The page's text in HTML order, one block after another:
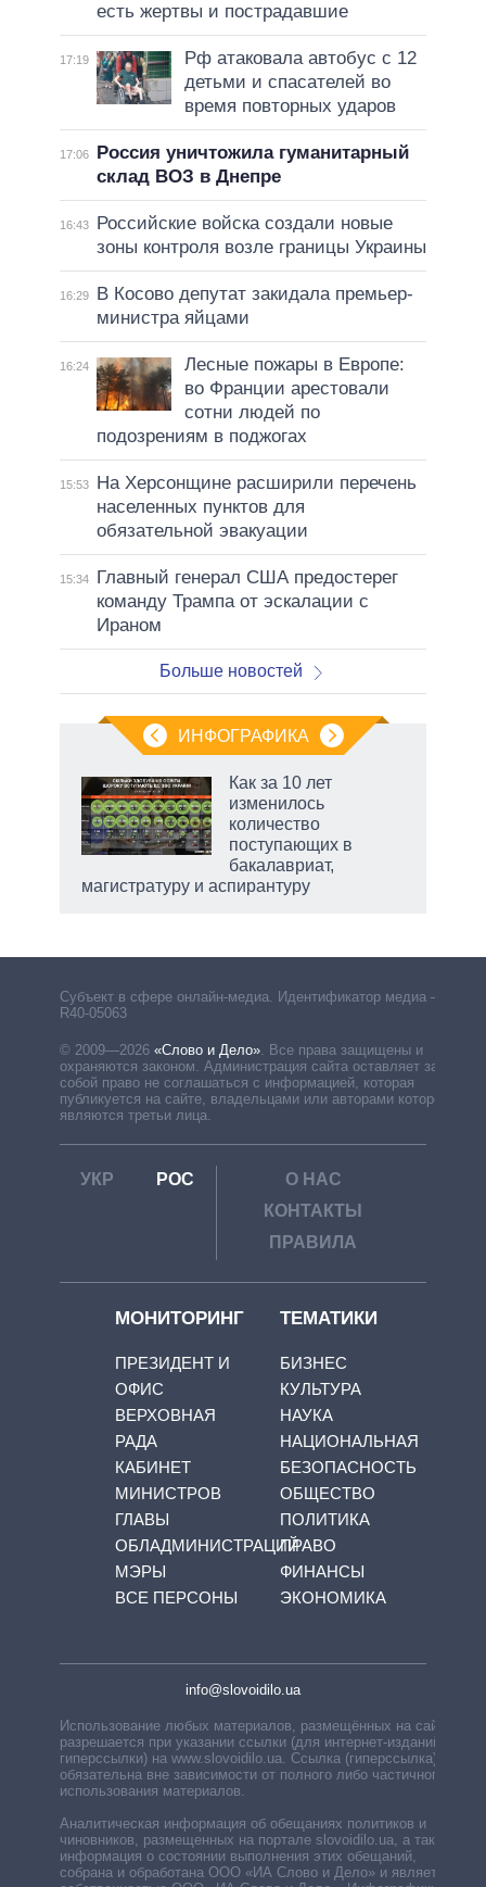
есть жертвы и пострадавшие
17:19
Рф атаковала автобус с 12
детьми и спасателей во
время повторных ударов
17:06
Россия уничтожила гуманитарный
склад ВОЗ в Днепре
16:43
Российские войска создали новые
зоны контроля возле границы Украины
16:29
В Косово депутат закидала премьер-
министра яйцами
16:24
Лесные пожары в Европе:
во Франции арестовали
сотни людей по
подозрениям в поджогах
15:53
На Херсонщине расширили перечень
населенных пунктов для
обязательной эвакуации
15:34
Главный генерал США предостерег
команду Трампа от эскалации с
Ираном
Больше новостей
ИНФОГРАФИКА
Как за 10 лет
изменилось
количество
поступающих в
бакалавриат,
магистратуру и аспирантуру
Субъект в сфере онлайн-медиа. Идентификатор медиа –
R40-05063
© 2009—2026 «Слово и Дело». Все права защищены и
охраняются законом. Администрация сайта оставляет за
собой право не соглашаться с информацией, которая
публикуется на сайте, владельцами или авторами которой
являются третьи лица.
УКР РОС
О НАС
КОНТАКТЫ
ПРАВИЛА
МОНИТОРИНГ
ПРЕЗИДЕНТ И
ОФИС
ВЕРХОВНАЯ
РАДА
КАБИНЕТ
МИНИСТРОВ
ГЛАВЫ
ОБЛАДМИНИСТРАЦИЙ
МЭРЫ
ВСЕ ПЕРСОНЫ
ТЕМАТИКИ
БИЗНЕС
КУЛЬТУРА
НАУКА
НАЦИОНАЛЬНАЯ
БЕЗОПАСНОСТЬ
ОБЩЕСТВО
ПОЛИТИКА
ПРАВО
ФИНАНСЫ
ЭКОНОМИКА
info@slovoidilo.ua
Использование любых материалов, размещённых на сайте,
разрешается при указании ссылки (для интернет-изданий —
гиперссылки) на www.slovoidilo.ua. Ссылка (гиперссылка)
обязательна вне зависимости от полного либо частичного
использования материалов.
Аналитическая информация об обещаниях политиков и
чиновников, размещенных на портале slovoidilo.ua, а также
информация о состоянии выполнения этих обещаний,
собрана и обработана ООО «ИА Слово и Дело» и является